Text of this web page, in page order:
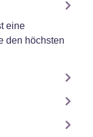
eine
den höchsten